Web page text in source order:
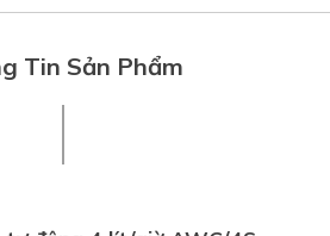
Tin Sản Phẩm